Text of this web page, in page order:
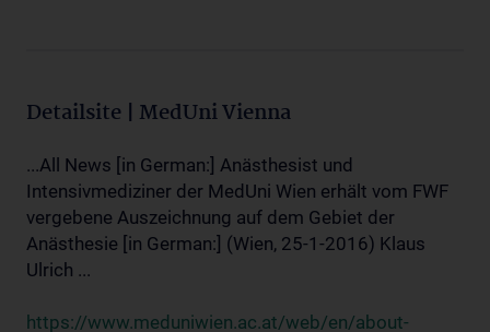
Detailsite | MedUni Vienna
...All News [in German:] Anästhesist und
Intensivmediziner der MedUni Wien erhält vom FWF
vergebene Auszeichnung auf dem Gebiet der
Anästhesie [in German:] (Wien, 25-1-2016) Klaus
Ulrich ...
https://www.meduniwien.ac.at/web/en/about-